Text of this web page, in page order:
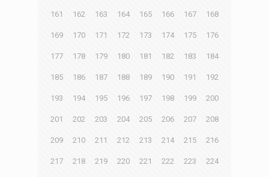
161 162 163 164 165 166 167 168
169 170 171 172 173 174 175 176
177 178 179 180 181 182 183 184
185 186 187 188 189 190 191 192
193 194 195 196 197 198 199 200
201 202 203 204 205 206 207 208
209 210 211 212 213 214 215 216
217 218 219 220 221 222 223 224